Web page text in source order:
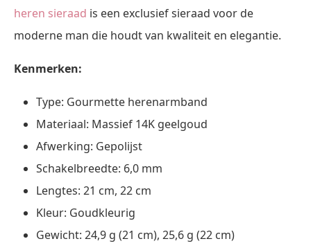
heren sieraad is een exclusief sieraad voor de
moderne man die houdt van kwaliteit en elegantie.
Kenmerken:
Type: Gourmette herenarmband
Materiaal: Massief 14K geelgoud
Afwerking: Gepolijst
Schakelbreedte: 6,0 mm
Lengtes: 21 cm, 22 cm
Kleur: Goudkleurig
Gewicht: 24,9 g (21 cm), 25,6 g (22 cm)